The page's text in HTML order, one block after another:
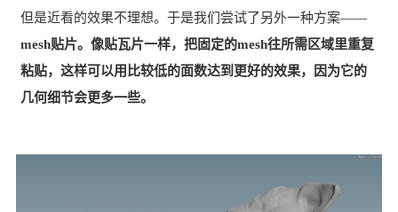
但是近看的效果不理想。于是我们尝试了另外一种方案——
mesh贴片。像贴瓦片一样，把固定的mesh往所需区域里重复
粘贴，这样可以用比较低的面数达到更好的效果，因为它的
几何细节会更多一些。